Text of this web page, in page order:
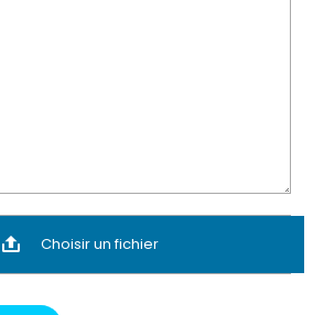
Choisir un fichier